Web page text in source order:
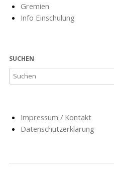
Gremien
Info Einschulung
SUCHEN
Impressum / Kontakt
Datenschutzerklärung